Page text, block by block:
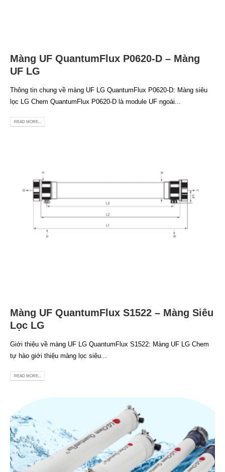
Màng UF QuantumFlux P0620-D – Màng
UF LG
Thông tin chung về màng UF LG QuantumFlux P0620-D: Màng siêu
lọc LG Chem QuantumFlux P0620-D là module UF ngoài...
READ MORE...
Màng UF QuantumFlux S1522 – Màng Siêu
Lọc LG
Giới thiệu về màng UF LG QuantumFlux S1522: Màng UF LG Chem
tự hào giới thiệu màng lọc siêu...
READ MORE...